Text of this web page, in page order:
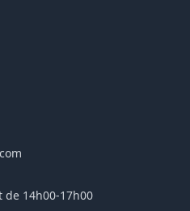
de 14h00-17h00